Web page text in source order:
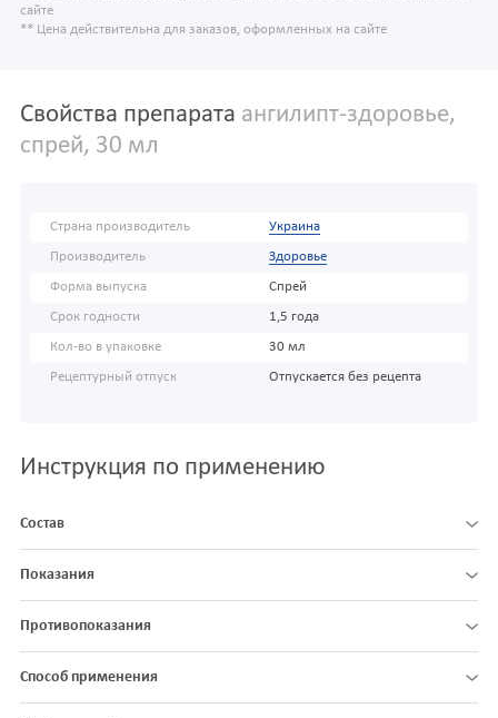
сайте
** Цена действительна для заказов, оформленных на сайте
Свойства препарата ангилипт-здоровье,
спрей, 30 мл
Страна производитель Украина
Производитель Здоровье
Форма выпуска Спрей
Срок годности 1,5 года
Кол-во в упаковке 30 мл
Рецептурный отпуск Отпускается без рецепта
Инструкция по применению
Состав
Показания
Противопоказания
Способ применения